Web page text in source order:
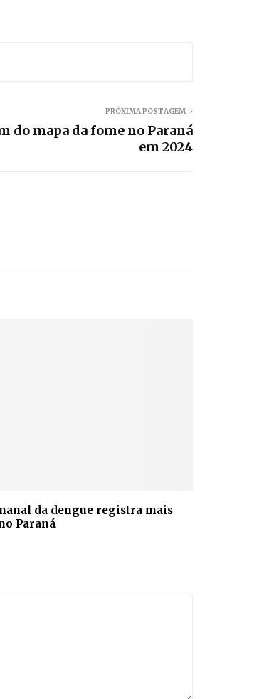
PRÓXIMA POSTAGEM
do mapa da fome no Paraná
em 2024
da dengue registra mais
Paraná